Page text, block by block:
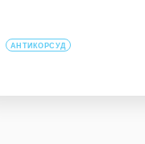
АНТИКОРСУД